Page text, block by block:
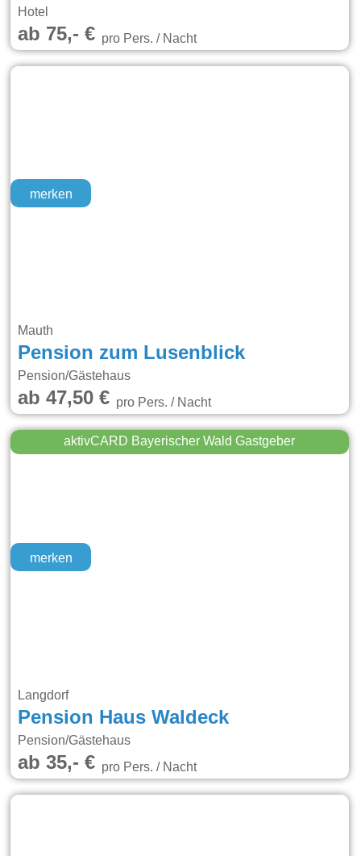
Hotel
ab 75,- €pro Pers. / Nacht
merken
Mauth
Pension zum Lusenblick
Pension/Gästehaus
ab 47,50 €pro Pers. / Nacht
merken
aktivCARD Bayerischer Wald Gastgeber
Langdorf
Pension Haus Waldeck
Pension/Gästehaus
ab 35,- €pro Pers. / Nacht